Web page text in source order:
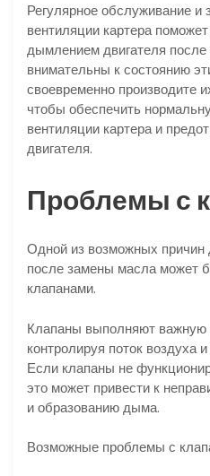
Регулярное обслуживание и
вентиляции картера
дымлением двигателя
внимательны к состоянию
своевременно производите
чтобы обеспечить
вентиляции картера и
двигателя.
Проблемы с
Одной из возможных причин
после замены масла может
клапанами.
Клапаны выполняют важную
контролируя поток воздуха
Если клапаны не
это может привести к
и образованию дыма.
Возможные проблемы с